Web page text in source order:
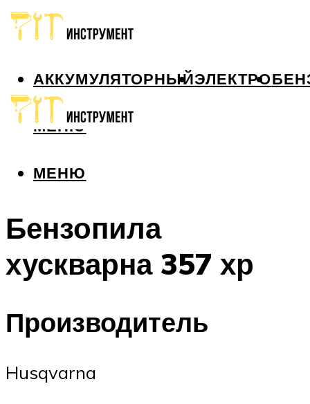
АККУМУЛЯТОРНЫЙЭЛЕКТРО
МЕНЮ
МЕНЮ
Бензопила
хускварна 357 хр
Производитель
Husqvarna